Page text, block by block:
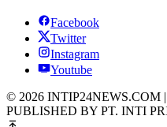
Facebook
Twitter
Instagram
Youtube
© 2026 INTIP24NEWS.COM
PUBLISHED BY PT. INTI